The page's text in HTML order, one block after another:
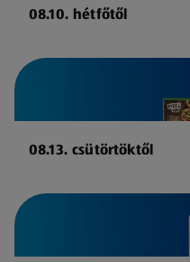
08.10. hétfőtől
08.13. csütörtöktől